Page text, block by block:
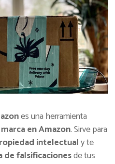
es una herramienta
en Amazon. Sirve para
intelectualy te
de falsificacionesde tus